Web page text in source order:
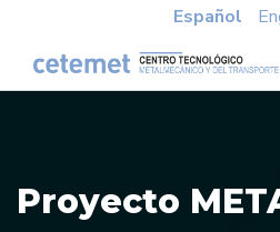
Español
Proyecto